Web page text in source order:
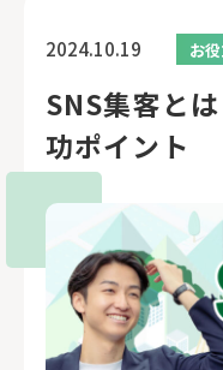
2024.10.19 お
SNS集客と
功ポイント